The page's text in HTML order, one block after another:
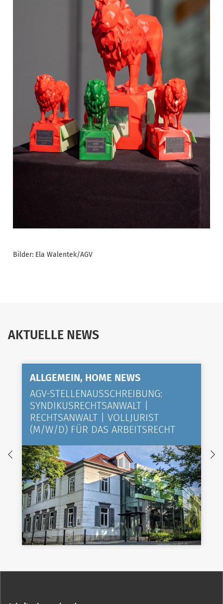
Bilder: Ela Walentek/AGV
AKTUELLE NEWS
ALLGEMEIN, HOME NEWS
AGV-STELLENAUSSCHREIBUNG:
SYNDIKUSRECHTSANWALT |
RECHTSANWALT | VOLLJURIST
(M/W/D) FÜR DAS ARBEITSRECHT